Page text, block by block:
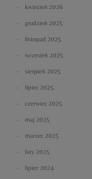
kwiecień 2026
grudzień 2025
listopad 2025
wrzesień 2025
sierpień 2025
lipiec 2025
czerwiec 2025
maj 2025
marzec 2025
luty 2025
lipiec 2024